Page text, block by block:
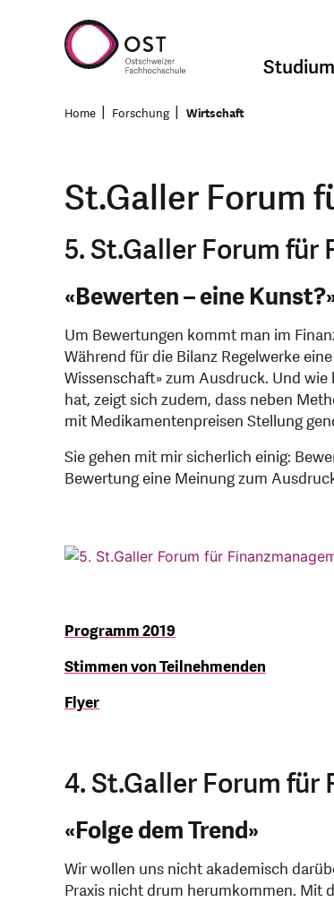
Studium
Home Forschung Wirtschaft
St.Galler Forum
5. St.Galler Forum
«Bewerten – eine
Um Bewertungen kommt man im
Während für die Bilanz Regelwerke
Wissenschaft» zum Ausdruck. Und wie
hat, zeigt sich zudem, dass neben
mit Medikamentenpreisen Stellung
Sie gehen mit mir sicherlich einig:
Bewertung eine Meinung zum
Programm 2019
Stimmen von Teilnehmenden
Flyer
4. St.Galler Forum
«Folge dem Trend»
Wir wollen uns nicht akademisch
Praxis nicht drum herumkommen. Mit